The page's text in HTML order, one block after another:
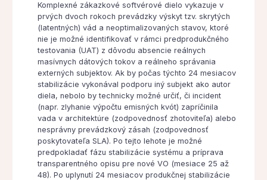
Komplexné zákazkové softvérové dielo vykazuje v
prvých dvoch rokoch prevádzky výskyt tzv. skrytých
(latentných) vád a neoptimalizovaných stavov, ktoré
nie je možné identifikovať v rámci predprodukčného
testovania (UAT) z dôvodu absencie reálnych
masívnych dátových tokov a reálneho správania
externých subjektov. Ak by počas týchto 24 mesiacov
stabilizácie vykonával podporu iný subjekt ako autor
diela, nebolo by technicky možné určiť, či incident
(napr. zlyhanie výpočtu emisných kvót) zapríčinila
vada v architektúre (zodpovednosť zhotoviteľa) alebo
nesprávny prevádzkový zásah (zodpovednosť
poskytovateľa SLA). Po tejto lehote je možné
predpokladať fázu stabilizácie systému a príprava
transparentného opisu pre nové VO (mesiace 25 až
48). Po uplynutí 24 mesiacov produkčnej stabilizácie